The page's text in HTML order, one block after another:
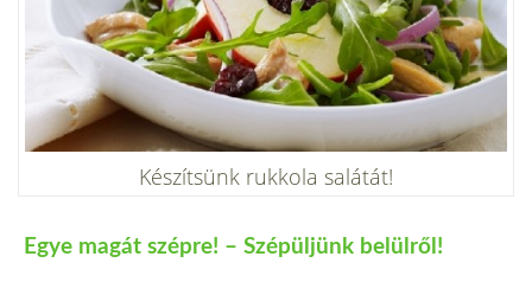
Készítsünk rukkola salátát!
Egye magát szépre! – Szépüljünk belülről!